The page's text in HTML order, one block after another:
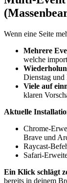
Wenn eine Seite
Mehrere
welche
Dienstag und
Viele auf
klaren
Aktuelle
Chrome-
Brave und
Raycast-
Safari-
Ein Klick schlägt
bereits in deinem